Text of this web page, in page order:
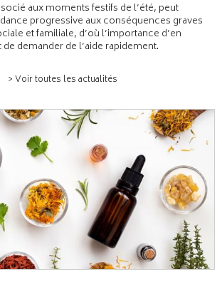
aux moments festifs de l’été, peut
progressive aux conséquences graves
et familiale, d’où l’importance d’en
demander de l’aide rapidement.
> Voir toutes les actualités